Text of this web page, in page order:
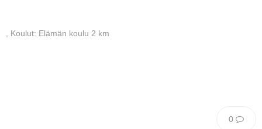
, Koulut: Elämän koulu 2 km
0